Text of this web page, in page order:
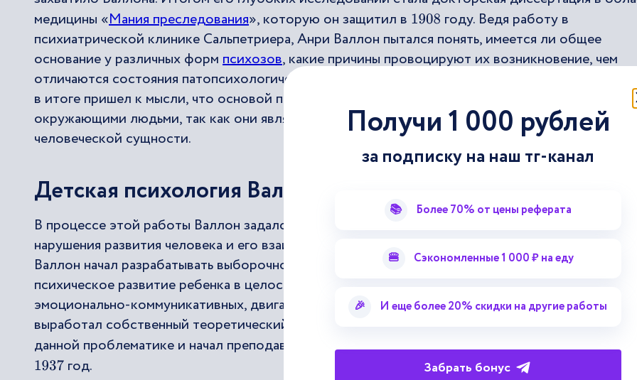
медицины «Мания преследования», которую он защитил в 1908 году. Ведя работу в
психиатрической клинике Сальпетриера, Анри Валлон пытался понять, имеется ли общее
основание у различных форм психозов, какие причины провоцируют их возникновение, чем
отличаются состояния патопсихологические от нормальной психической жизни человека.
в итоге пришел к мысли, что основой психозов является нарушение отношений человека с
окружающими людьми, так как они являются огромной ценностью для личности и созвучны
человеческой сущности.
Детская психология Валлона
В процессе этой работы Валлон задался вопросом, а не создаются ли
нарушения развития человека и его взаимоотношений с окружающими в детстве. Уже тогда
Валлон начал разрабатывать выборочно проблемы
детской психологии, тщательно изучать
психическое развитие ребенка в целостности его сенсорно-перцептивных, психомоторных,
эмоционально-коммуникативных, двигательных и вербальных форм активности. В результате он
выработал собственный теоретический, методологический, эмпирически-методический
данной проблематике и начал преподавать детскую психологию в Сорбонне в период с1920
1937год.
Получи 1 000 рублей
за подписку на наш тг-канал
📚 Более 70% от цены реферата
🍔 Сэкономленные 1 000 ₽ на еду
🎉 И еще более 20% скидки на другие работы
Забрать бонус